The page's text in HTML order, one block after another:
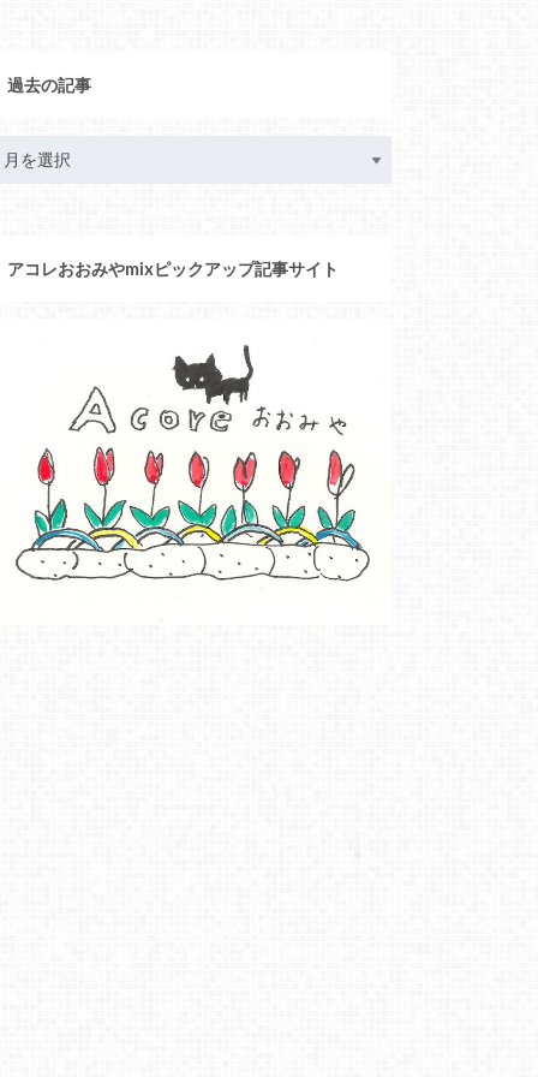
過去の記事
アコレおおみやmixピックアップ記事サイト